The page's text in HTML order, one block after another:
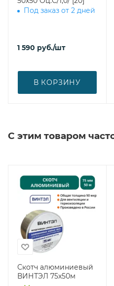
Под заказ от 2 дней
1 590 руб./шт
В КОРЗИНУ
С этим товаром
Скотч алюминиевый
ВИНТЭЛ 75х50м